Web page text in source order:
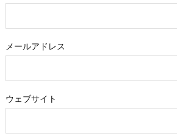
メールアドレス
ウェブサイト